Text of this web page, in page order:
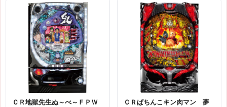
ＣＲ地獄先生ぬ～べ～ＦＰＷ
ＣＲぱちんこキン肉マン 夢